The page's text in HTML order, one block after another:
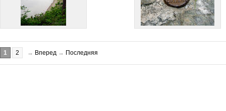
1 2 → Вперед → Последняя